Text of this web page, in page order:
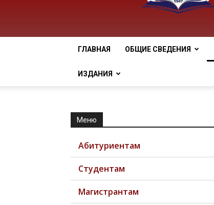
ГЛАВНАЯ ОБЩИЕ СВЕДЕНИЯ
ИЗДАНИЯ
Меню
Абитуриентам
Студентам
Магистрантам